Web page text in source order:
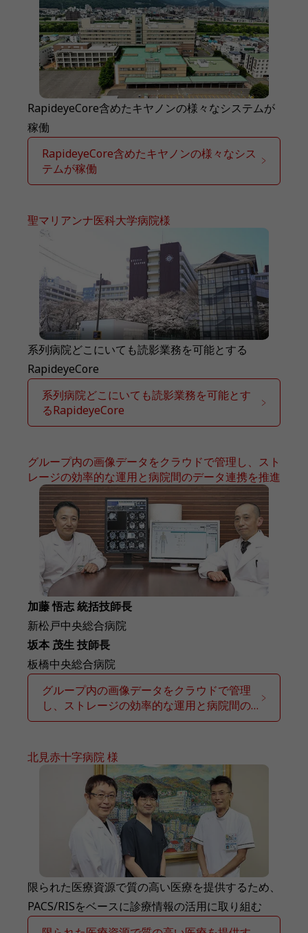
RapideyeCore含めたキヤノンの様々なシステムが
稼働
RapideyeCore含めたキヤノンの様々なシス
テムが稼働
聖マリアンナ医科大学病院様
系列病院どこにいても読影業務を可能とする
RapideyeCore
系列病院どこにいても読影業務を可能とす
るRapideyeCore
グループ内の画像データをクラウドで管理し、スト
レージの効率的な運用と病院間のデータ連携を推進
加藤 悟志 統括技師長
新松戸中央総合病院
坂本 茂生 技師長
板橋中央総合病院
グループ内の画像データをクラウドで管理
し、ストレージの効率的な運用と病院間の
データ連携を推進
北見赤十字病院 様
限られた医療資源で質の高い医療を提供するため、
PACS/RISをベースに診療情報の活用に取り組む